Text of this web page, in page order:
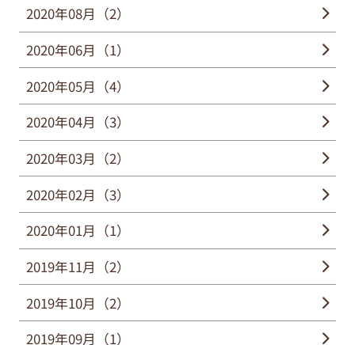
2020年08月（2）
2020年06月（1）
2020年05月（4）
2020年04月（3）
2020年03月（2）
2020年02月（3）
2020年01月（1）
2019年11月（2）
2019年10月（2）
2019年09月（1）